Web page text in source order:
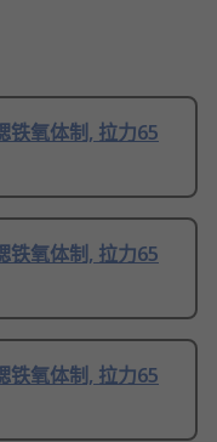
铁氧体制, 拉力65
铁氧体制, 拉力65
铁氧体制, 拉力65